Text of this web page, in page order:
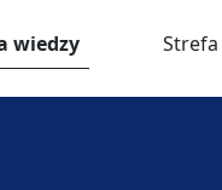
wiedzy